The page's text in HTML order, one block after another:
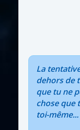
La
dehors de
que tu ne
chose que
toi-même...